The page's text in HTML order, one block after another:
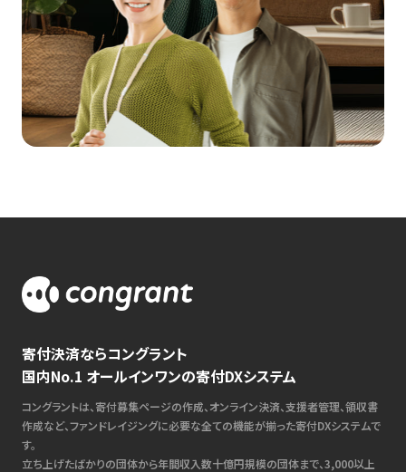
寄付決済ならコングラント
国内No.1 オールインワンの寄付DXシステム
コングラントは、寄付募集ページの作成、オンライン決済、支援者管理、領収書
作成など、ファンドレイジングに必要な全ての機能が揃った寄付DXシステムで
す。
立ち上げたばかりの団体から年間収入数十億円規模の団体まで、3,000以上